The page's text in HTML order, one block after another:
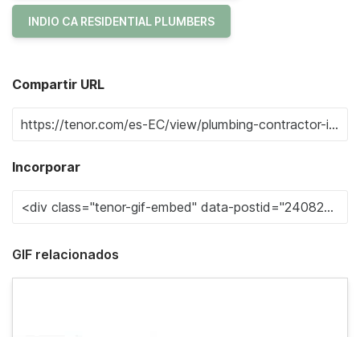
INDIO CA RESIDENTIAL PLUMBERS
Compartir URL
Incorporar
GIF relacionados